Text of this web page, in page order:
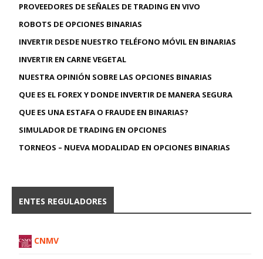
PROVEEDORES DE SEÑALES DE TRADING EN VIVO
ROBOTS DE OPCIONES BINARIAS
INVERTIR DESDE NUESTRO TELÉFONO MÓVIL EN BINARIAS
INVERTIR EN CARNE VEGETAL
NUESTRA OPINIÓN SOBRE LAS OPCIONES BINARIAS
QUE ES EL FOREX Y DONDE INVERTIR DE MANERA SEGURA
QUE ES UNA ESTAFA O FRAUDE EN BINARIAS?
SIMULADOR DE TRADING EN OPCIONES
TORNEOS – NUEVA MODALIDAD EN OPCIONES BINARIAS
ENTES REGULADORES
CNMV